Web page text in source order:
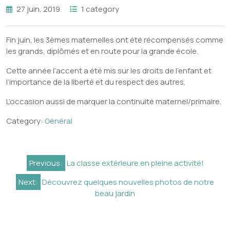
27 juin, 2019 1 category
Fin juin, les 3èmes maternelles ont été récompensés comme
les grands, diplômés et en route pour la grande école.
Cette année l’accent a été mis sur les droits de l’enfant et
l’importance de la liberté et du respect des autres.
L’occasion aussi de marquer la continuité maternel/primaire.
Category: Général
Navigation
l’article
Previous: La classe extérieure en pleine activité!
Next: Découvrez quelques nouvelles photos de notre
beau jardin